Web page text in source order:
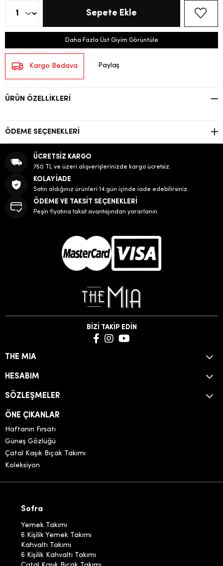
Daha Fazla Üst Giyim Görüntüle
Kargo Bedava Paylaş
ÜRÜN ÖZELLIKLERI
ÖDEME SEÇENEKLERI
ÜCRETSİZ KARGO
750 TL ve üzeri alışverişlerinizde kargo ücretsiz.
KOLAY İADE
Satın aldığınız ürünleri 14 gün içinde iade edebilirsiniz.
ÖDEME VE TAKSİT SEÇENEKLERİ
Peşin fiyatına taksit avantajından yararlanın.
BİZİ TAKİP EDİN
THE MIA
HESABIM
SÖZLEŞMELER
ÖNE ÇIKANLAR
Haftanın Fırsatı
Güneş Gözlüğü
Çatal Kaşık Bıçak Takımı
Koleksiyon
Sofra
Yemek Takımı
6 Kişilik Yemek Takımı
Kahvaltı Takımı
6 Kişilik Kahvaltı Takımı